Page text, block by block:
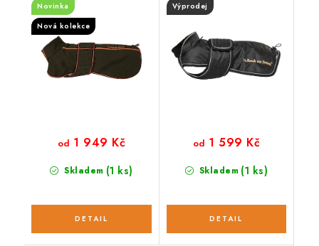
Novinka
Nová kolekce
Skladem (1 ks)
od 1 949 Kč
Výprodej
Skladem (1 ks)
od 1 599 Kč